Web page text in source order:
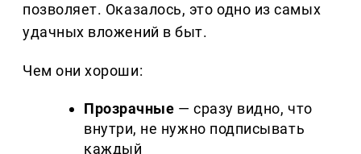
позволяет. Оказалось, это одно из самых
удачных вложений в быт.
Чем они хороши:
Прозрачные — сразу видно, что
внутри, не нужно подписывать
каждый